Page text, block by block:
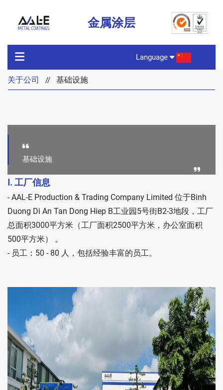
金属涂层
Language
产品
措施
联系
关于公司 // 基础设施
基础设施
I. 工厂信息
- AAL-E Production & Trading Company Limited 位于Binh
Duong Di An Tan Dong Hiep B工业园5号街B2-3地段，工厂
总面积3000平方米（工厂面积2500平方米，办公室面积
500平方米） 。
- 员工：50 - 80 人，包括经验丰富的员工。